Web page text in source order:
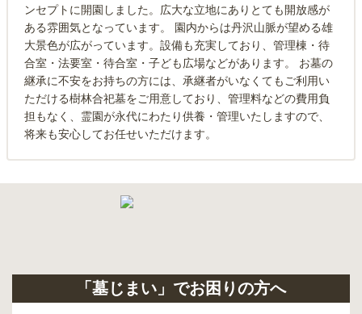
ンセプトに開園しました。広大な立地にありとても開放感が
ある雰囲気となっています。 園内からは丹沢山脈が望める雄
大景色が広がっています。設備も充実しており、管理棟・待
合室・法要室・待合室・子ども広場などがあります。 お墓の
継承に不安をお持ちの方には、承継者がいなくてもご利用い
ただける樹林合祀墓をご用意しており、管理料などの費用負
担もなく、霊園が永代にわたり供養・管理いたしますので、
将来も安心してお任せいただけます。
「墓じまい」でお困りの方へ